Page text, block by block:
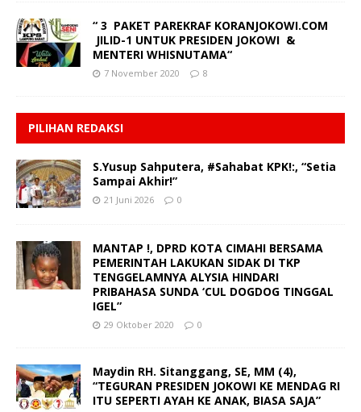
“ 3 PAKET PAREKRAF KORANJOKOWI.COM
JILID-1 UNTUK PRESIDEN JOKOWI &
MENTERI WHISNUTAMA“
7 November 2020 8
PILIHAN REDAKSI
S.Yusup Sahputera, #Sahabat KPK!:, “Setia
Sampai Akhir!”
21 Juni 2026 0
MANTAP !, DPRD KOTA CIMAHI BERSAMA
PEMERINTAH LAKUKAN SIDAK DI TKP
TENGGELAMNYA ALYSIA HINDARI
PRIBAHASA SUNDA ‘CUL DOGDOG TINGGAL
IGEL”
29 Oktober 2020 0
Maydin RH. Sitanggang, SE, MM (4),
“TEGURAN PRESIDEN JOKOWI KE MENDAG RI
ITU SEPERTI AYAH KE ANAK, BIASA SAJA”